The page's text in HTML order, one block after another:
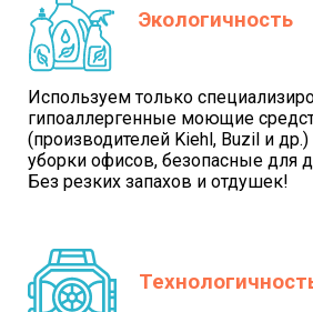
Экологичность
Используем только
гипоаллергенные моющие
(производителей Kiehl, Buzil и
уборки офисов, безопасные для
Без резких запахов и отдушек!